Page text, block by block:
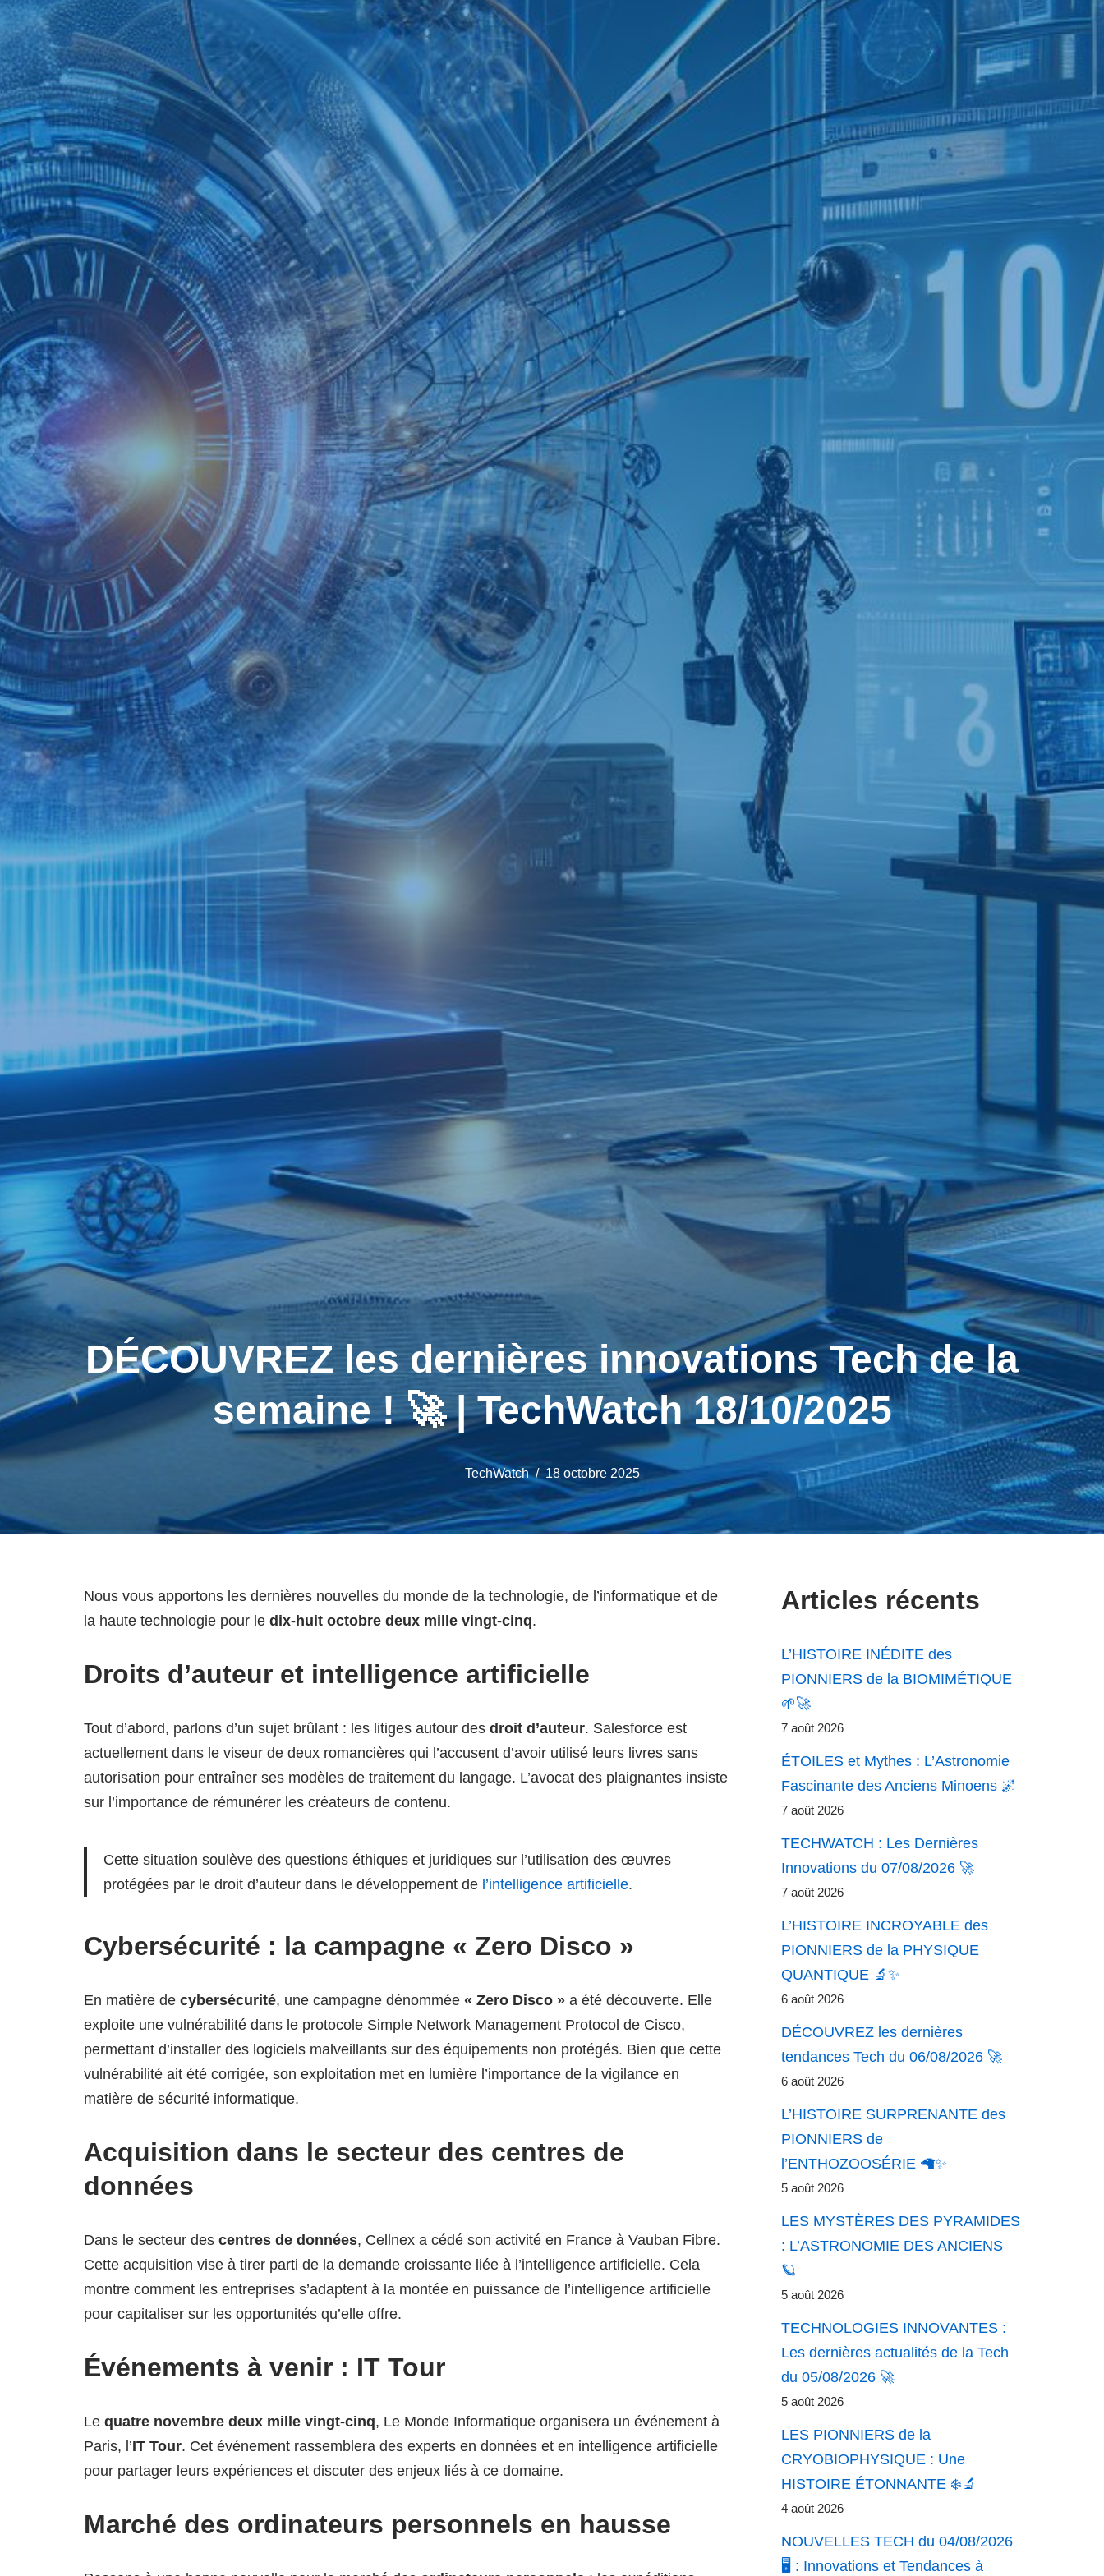
DÉCOUVREZ les dernières innovations Tech de la
semaine ! 🚀 | TechWatch 18/10/2025
TechWatch 18 octobre 2025
Nous vous apportons les dernières nouvelles du monde de la technologie, de l’informatique et de
la haute technologie pour le dix-huit octobre deux mille vingt-cinq.
Droits d’auteur et intelligence artificielle
Tout d’abord, parlons d’un sujet brûlant : les litiges autour des droit d’auteur. Salesforce est
actuellement dans le viseur de deux romancières qui l’accusent d’avoir utilisé leurs livres sans
autorisation pour entraîner ses modèles de traitement du langage. L’avocat des plaignantes insiste
sur l’importance de rémunérer les créateurs de contenu.
Cette situation soulève des questions éthiques et juridiques sur l’utilisation des œuvres
protégées par le droit d’auteur dans le développement de l’intelligence artificielle.
Cybersécurité : la campagne « Zero Disco »
En matière de cybersécurité, une campagne dénommée « Zero Disco » a été découverte. Elle
exploite une vulnérabilité dans le protocole Simple Network Management Protocol de Cisco,
permettant d’installer des logiciels malveillants sur des équipements non protégés. Bien que cette
vulnérabilité ait été corrigée, son exploitation met en lumière l’importance de la vigilance en
matière de sécurité informatique.
Acquisition dans le secteur des centres de
données
Dans le secteur des centres de données, Cellnex a cédé son activité en France à Vauban Fibre.
Cette acquisition vise à tirer parti de la demande croissante liée à l’intelligence artificielle. Cela
montre comment les entreprises s’adaptent à la montée en puissance de l’intelligence artificielle
pour capitaliser sur les opportunités qu’elle offre.
Événements à venir : IT Tour
Le quatre novembre deux mille vingt-cinq, Le Monde Informatique organisera un événement à
Paris, l’IT Tour. Cet événement rassemblera des experts en données et en intelligence artificielle
pour partager leurs expériences et discuter des enjeux liés à ce domaine.
Marché des ordinateurs personnels en hausse
Articles récents
L’HISTOIRE INÉDITE des
PIONNIERS de la BIOMIMÉTIQUE
🌱🚀
7 août 2026
ÉTOILES et Mythes : L’Astronomie
Fascinante des Anciens Minoens 🌌
7 août 2026
TECHWATCH : Les Dernières
Innovations du 07/08/2026 🚀
7 août 2026
L’HISTOIRE INCROYABLE des
PIONNIERS de la PHYSIQUE
QUANTIQUE 🔬✨
6 août 2026
DÉCOUVREZ les dernières
tendances Tech du 06/08/2026 🚀
6 août 2026
L’HISTOIRE SURPRENANTE des
PIONNIERS de
l’ENTHOZOOSÉRIE 🦙✨
5 août 2026
LES MYSTÈRES DES PYRAMIDES
: L’ASTRONOMIE DES ANCIENS
🪐
5 août 2026
TECHNOLOGIES INNOVANTES :
Les dernières actualités de la Tech
du 05/08/2026 🚀
5 août 2026
LES PIONNIERS de la
CRYOBIOPHYSIQUE : Une
HISTOIRE ÉTONNANTE ❄️🔬
4 août 2026
NOUVELLES TECH du 04/08/2026
🖥️ : Innovations et Tendances à